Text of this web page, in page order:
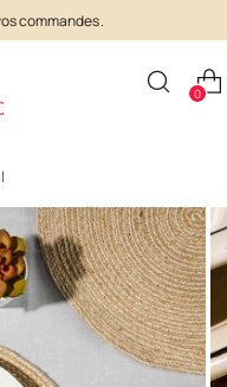
commandes.
0